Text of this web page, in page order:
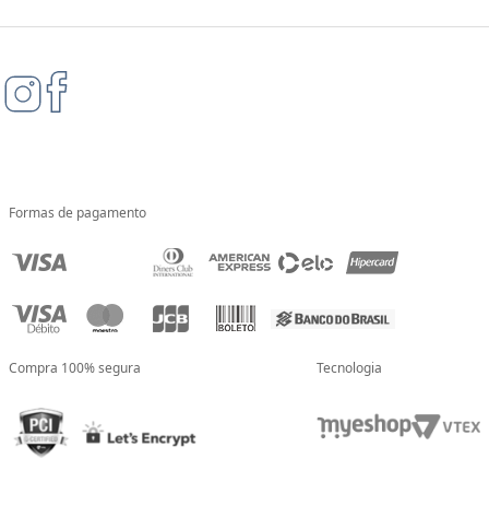
Formas de pagamento
Compra 100% segura Tecnologia